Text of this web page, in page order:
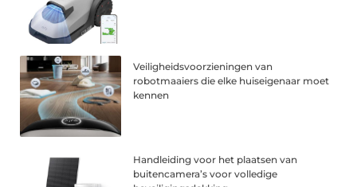
Veiligheidsvoorzieningen van
robotmaaiers die elke huiseigenaar moet
kennen
Handleiding voor het plaatsen van
buitencamera’s voor volledige